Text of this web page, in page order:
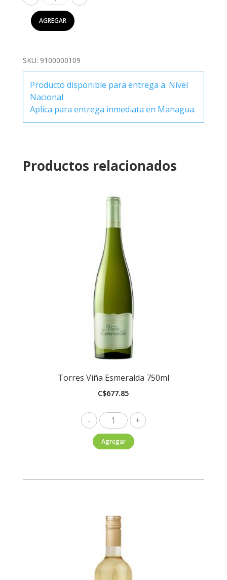
Sauvignon
Blanc
750ml
AGREGAR
SKU: 9100000109
Producto disponible para entrega a: Nivel
Nacional
Aplica para entrega inmediata en Managua.
Productos relacionados
Torres Viña Esmeralda 750ml
C$677.85
Torres
Viña
Esmeralda
Agregar